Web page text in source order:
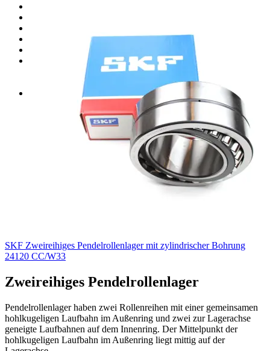
Kupplung Ersatzteile
Lagerbestand Dichtungen
Zweireihiges Pendelrollenlager
Einreihiges Kegelrollenlager
SKF Zweireihiges Pendelrollenlager mit zylindrischer Bohrung
24120 CC/W33
Zweireihiges Pendelrollenlager
Pendelrollenlager haben zwei Rollenreihen mit einer gemeinsamen
hohlkugeligen Laufbahn im Außenring und zwei zur Lagerachse
geneigte Laufbahnen auf dem Innenring. Der Mittelpunkt der
hohlkugeligen Laufbahn im Außenring liegt mittig auf der